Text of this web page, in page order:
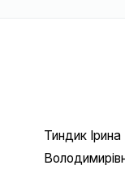
Тиндик Ірина